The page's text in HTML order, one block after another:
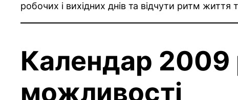
робочих і вихідних днів та відчути ритм життя
Календар 2009
можливості